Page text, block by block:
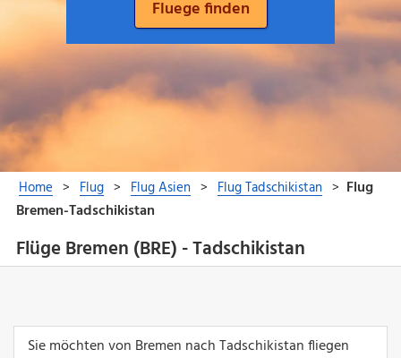
Flüge Bremen (BRE) - Tadschikistan
Sie möchten von Bremen nach Tadschikistan fliegen